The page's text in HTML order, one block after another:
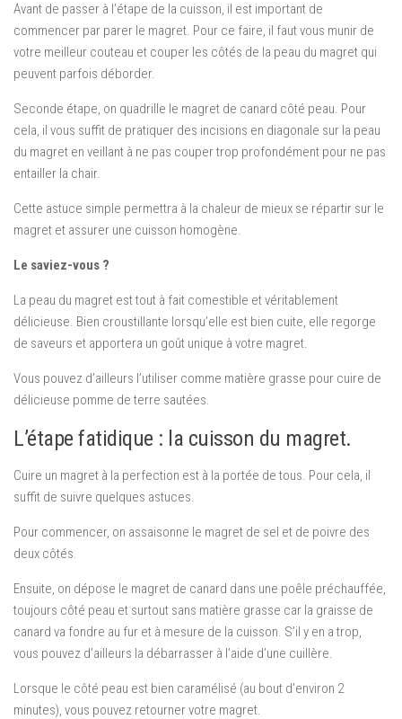
Avant de passer à l’étape de la cuisson, il est important de
commencer par parer le magret. Pour ce faire, il faut vous munir de
votre meilleur couteau et couper les côtés de la peau du magret qui
peuvent parfois déborder.
Seconde étape, on quadrille le magret de canard côté peau. Pour
cela, il vous suffit de pratiquer des incisions en diagonale sur la peau
du magret en veillant à ne pas couper trop profondément pour ne pas
entailler la chair.
Cette astuce simple permettra à la chaleur de mieux se répartir sur le
magret et assurer une cuisson homogène.
Le saviez-vous ?
La peau du magret est tout à fait comestible et véritablement
délicieuse. Bien croustillante lorsqu’elle est bien cuite, elle regorge
de saveurs et apportera un goût unique à votre magret.
Vous pouvez d’ailleurs l’utiliser comme matière grasse pour cuire de
délicieuse pomme de terre sautées.
L’étape fatidique : la cuisson du magret.
Cuire un magret à la perfection est à la portée de tous. Pour cela, il
suffit de suivre quelques astuces.
Pour commencer, on assaisonne le magret de sel et de poivre des
deux côtés.
Ensuite, on dépose le magret de canard dans une poêle préchauffée,
toujours côté peau et surtout sans matière grasse car la graisse de
canard va fondre au fur et à mesure de la cuisson. S’il y en a trop,
vous pouvez d’ailleurs la débarrasser à l’aide d’une cuillère.
Lorsque le côté peau est bien caramélisé (au bout d’environ 2
minutes), vous pouvez retourner votre magret.